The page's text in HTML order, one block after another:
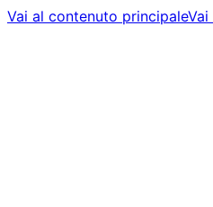
Vai al contenuto principale